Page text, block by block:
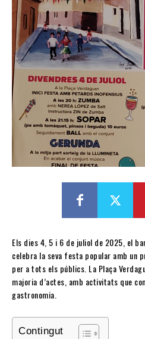
Els dies 4, 5 i 6 de juliol de 2025, el
celebra la seva festa popular amb un
per a tots els públics. La Plaça
majoria d’actes, amb activitats que
gastronomia.
Contingut